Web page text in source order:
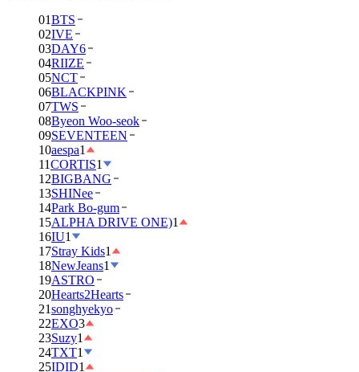
01BTS
02IVE
03DAY6
04RIIZE
05NCT
06BLACKPINK
07TWS
08Byeon Woo-seok
09SEVENTEEN
10aespa1
11CORTIS1
12BIGBANG
13SHINee
14Park Bo-gum
15ALPHA DRIVE ONE)1
16IU1
17Stray Kids1
18NewJeans1
19ASTRO
20Hearts2Hearts
21songhyekyo
22EXO3
23Suzy1
24TXT1
25IDID1